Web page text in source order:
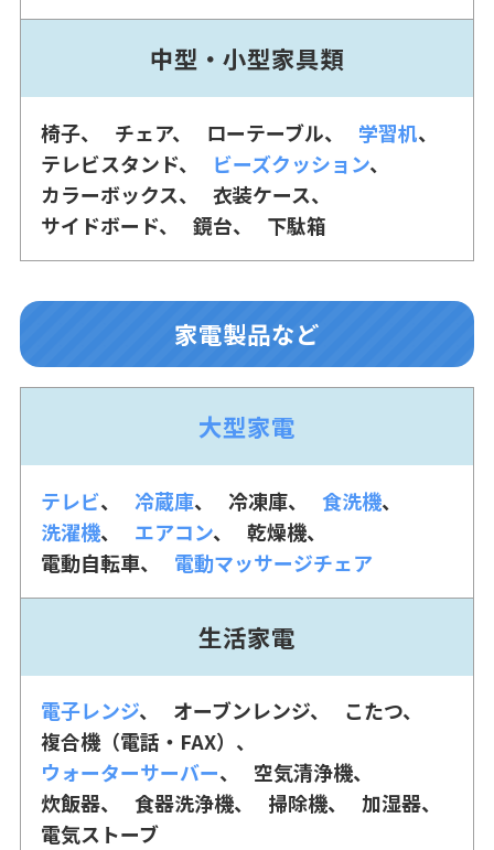
中型・小型家具類
椅子 チェア ローテーブル
学習机
テレビスタンド
ビーズクッション
カラーボックス
衣装ケース
サイドボード
鏡台 下駄箱
家電製品など
大型家電
テレビ 冷蔵庫 冷凍庫
食洗機
洗濯機
エアコン
乾燥機
電動自転車
電動マッサージチェア
生活家電
電子レンジ オーブンレンジ
こたつ
複合機（電話・FAX）
ウォーターサーバー
空気清浄機
炊飯器
食器洗浄機 掃除機
加湿器
電気ストーブ